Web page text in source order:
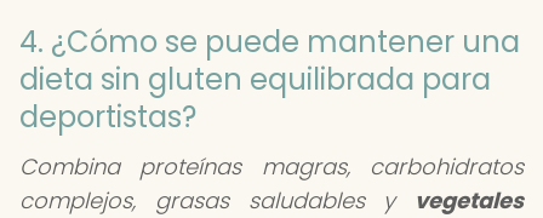
4. ¿Cómo se puede mantener una
dieta sin gluten equilibrada para
deportistas?
Combina proteínas magras, carbohidratos
complejos, grasas saludables y vegetales